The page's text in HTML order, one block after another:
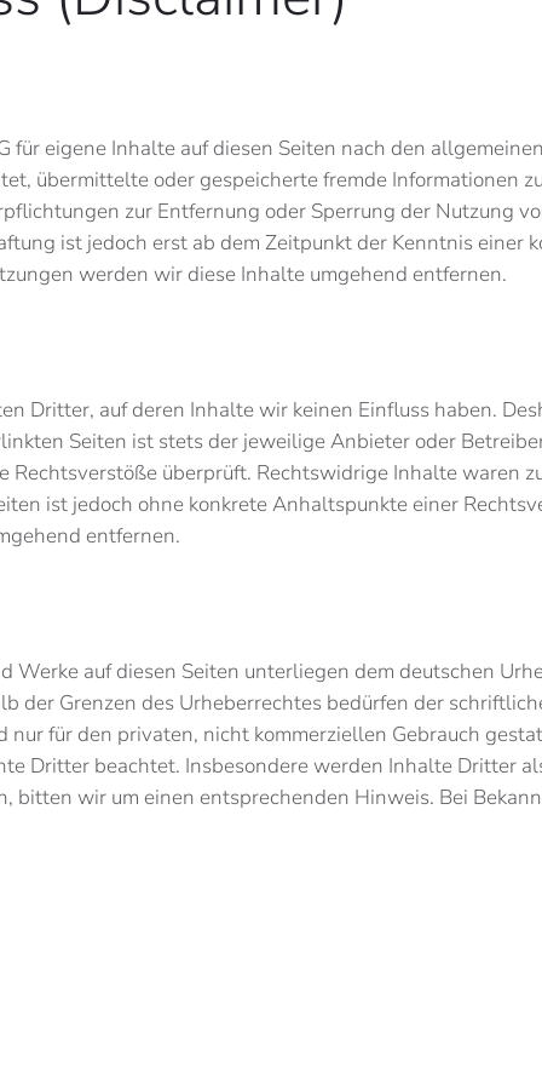
eigene Inhalte auf diesen Seiten nach den
übermittelte oder gespeicherte fremde Informationen
zur Entfernung oder Sperrung der Nutzung
ist jedoch erst ab dem Zeitpunkt der Kenntnis einer
werden wir diese Inhalte umgehend entfernen.
Dritter, auf deren Inhalte wir keinen Einfluss haben.
Seiten ist stets der jeweilige Anbieter oder
überprüft. Rechtswidrige Inhalte waren
ist jedoch ohne konkrete Anhaltspunkte einer
entfernen.
Werke auf diesen Seiten unterliegen dem deutschen
der Grenzen des Urheberrechtes bedürfen der
nur für den privaten, nicht kommerziellen Gebrauch
Dritter beachtet. Insbesondere werden Inhalte Dritter
bitten wir um einen entsprechenden Hinweis. Bei